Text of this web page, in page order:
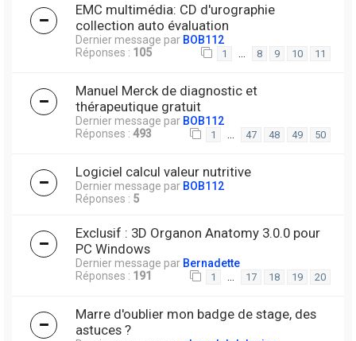
EMC multimédia: CD d'urographie
collection auto évaluation
Dernier message par BOB112
Réponses : 105 1 8 9 10 11
Manuel Merck de diagnostic et
thérapeutique gratuit
Dernier message par BOB112
Réponses : 493 1 47 48 49 50
Logiciel calcul valeur nutritive
Dernier message par BOB112
Réponses : 5
Exclusif : 3D Organon Anatomy 3.0.0 pour
PC Windows
Dernier message par Bernadette
Réponses : 191 1 17 18 19 20
Marre d'oublier mon badge de stage, des
astuces ?